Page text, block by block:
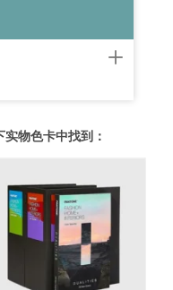
物色卡中找到：